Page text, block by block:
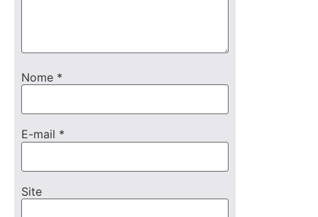
Nome *
E-mail *
Site